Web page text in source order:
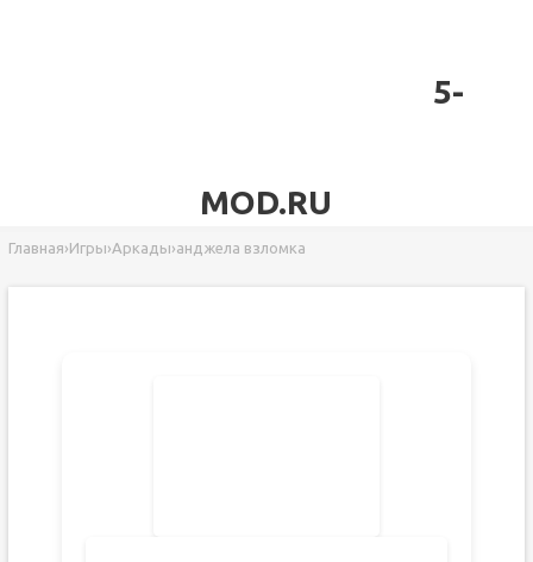
5-
MOD.RU
Главная›Игры›Аркады›анджела взломка